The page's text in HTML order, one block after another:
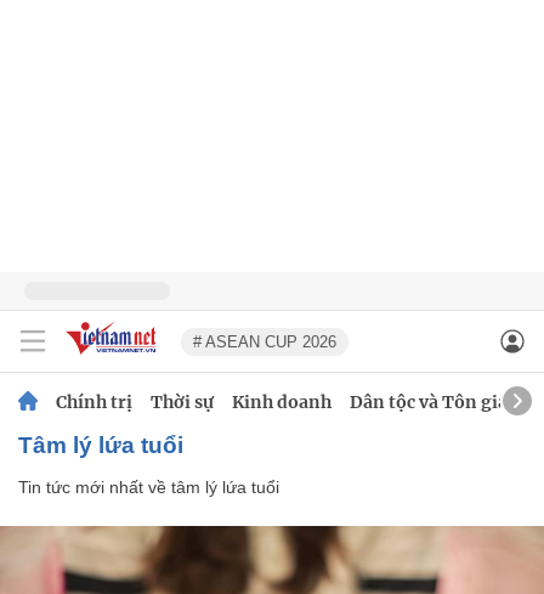
# ASEAN CUP 2026
Chính trị Thời sự Kinh doanh Dân tộc và Tôn giáo
tâm lý lứa tuổi
Tin tức mới nhất về tâm lý lứa tuổi